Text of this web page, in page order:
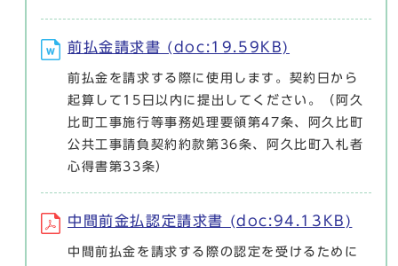
前払金請求書 (doc:19.59KB)
前払金を請求する際に使用します。契約日から
起算して15日以内に提出してください。（阿久
比町工事施行等事務処理要領第47条、阿久比町
公共工事請負契約約款第36条、阿久比町入札者
心得書第33条）
中間前金払認定請求書 (doc:94.13KB)
中間前払金を請求する際の認定を受けるために